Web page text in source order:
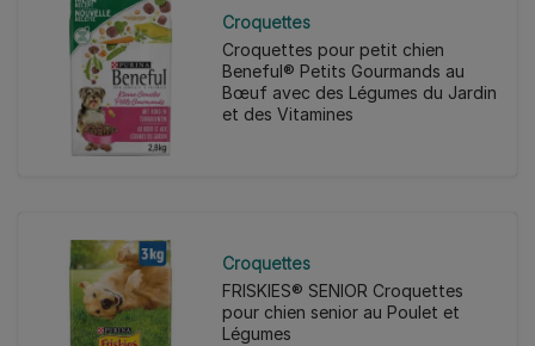
Croquettes
Croquettes pour petit chien
Beneful® Petits Gourmands au
Bœuf avec des Légumes du Jardin
et des Vitamines
Croquettes
FRISKIES® SENIOR Croquettes
pour chien senior au Poulet et
Légumes